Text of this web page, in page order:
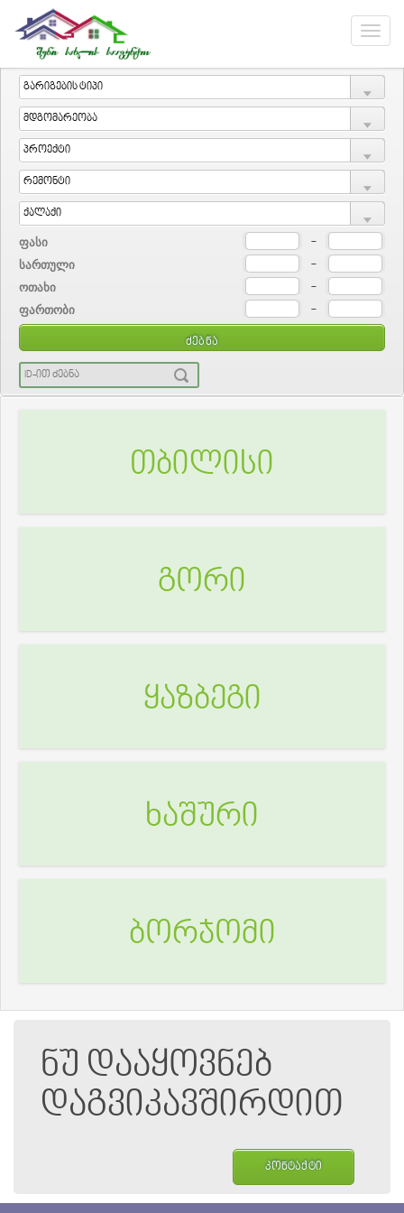
ფასი -
სართული -
ოთახი -
ფართობი -
თბილისი
გორი
ყაზბეგი
ხაშური
ბორჯომი
ნუ დააყოვნებ
დაგვიკავშირდით
კონტაქტი